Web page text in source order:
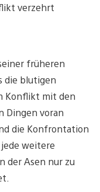
verzehrt
früheren
die blutigen
Konflikt mit den
Dingen voran
die Konfrontation
jede weitere
der Asen nur zu